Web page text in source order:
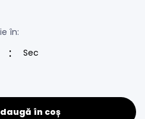
în:
Sec
în coș